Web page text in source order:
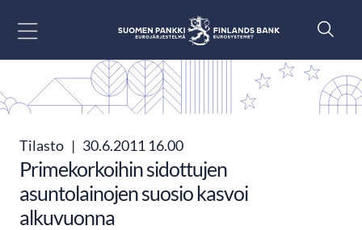
Tilasto | 30.6.2011 16.00
Primekorkoihin sidottujen
asuntolainojen suosio kasvoi
alkuvuonna